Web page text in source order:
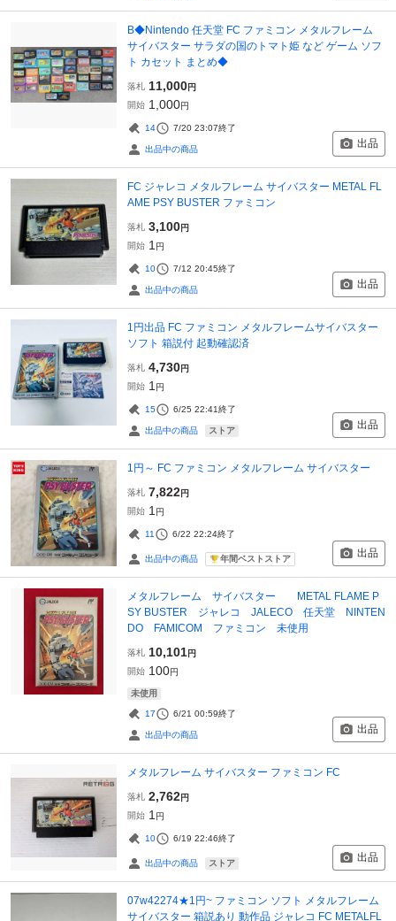
B◆Nintendo 任天堂 FC ファミコン メタルフレーム
サイバスター サラダの国のトマト姫 など ゲーム ソフ
ト カセット まとめ◆
落札 11,000円
開始 1,000円
14 7/20 23:07終了
出品中の商品 出品
FC ジャレコ メタルフレーム サイバスター METAL FL
AME PSY BUSTER ファミコン
落札 3,100円
開始 1 円
10 7/12 20:45終了
出品中の商品 出品
1円出品 FC ファミコン メタルフレームサイバスター
ソフト 箱説付 起動確認済
落札 4,730円
開始 1 円
15 6/25 22:41終了
出品中の商品 ストア 出品
1円～ FC ファミコン メタルフレーム サイバスター
落札 7,822円
開始 1 円
11 6/22 22:24終了
出品中の商品 年間ベストストア 出品
メタルフレーム サイバスター METAL FLAME P
SY BUSTER ジャレコ JALECO 任天堂 NINTEN
DO FAMICOM ファミコン 未使用
落札 10,101円
開始 100円
未使用
17 6/21 00:59終了
出品中の商品 出品
メタルフレーム サイバスター ファミコン FC
落札 2,762円
開始 1 円
10 6/19 22:46終了
出品中の商品 ストア 出品
07w42274★1円~ ファミコン ソフト メタルフレーム
サイバスター 箱説あり 動作品 ジャレコ FC METALFL